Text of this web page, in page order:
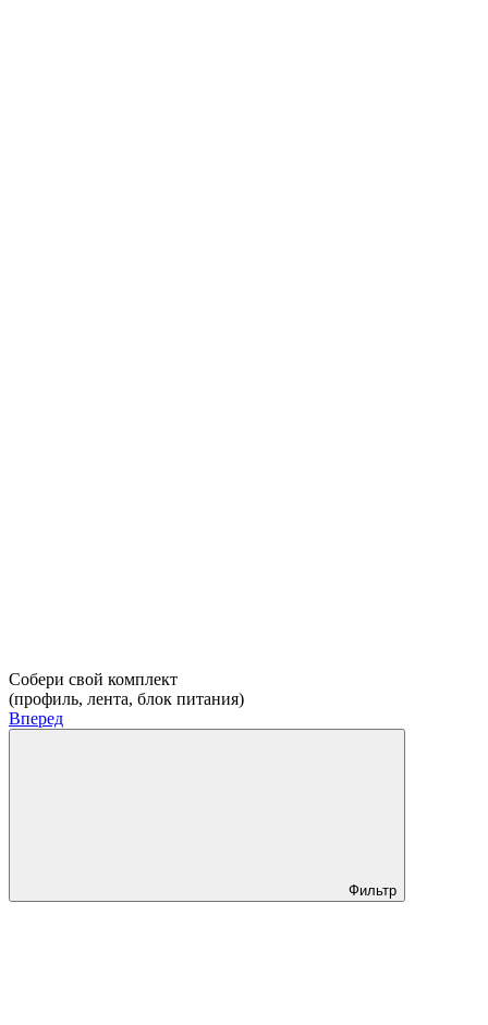
Собери свой комплект
(профиль, лента, блок питания)
Вперед
Фильтр